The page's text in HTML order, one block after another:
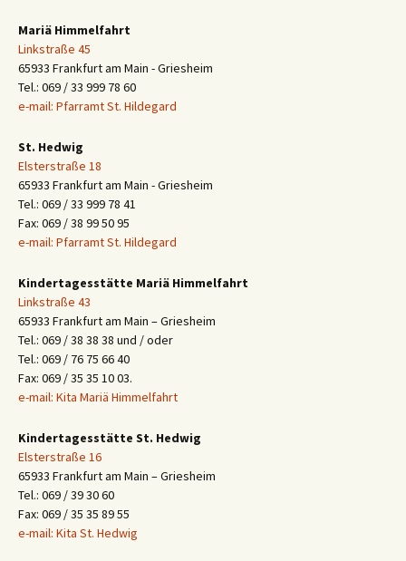
Mariä Himmelfahrt
Linkstraße 45
65933 Frankfurt am Main - Griesheim
Tel.: 069 / 33 999 78 60
e-mail: Pfarramt St. Hildegard
St. Hedwig
Elsterstraße 18
65933 Frankfurt am Main - Griesheim
Tel.: 069 / 33 999 78 41
Fax: 069 / 38 99 50 95
e-mail: Pfarramt St. Hildegard
Kindertagesstätte Mariä Himmelfahrt
Linkstraße 43
65933 Frankfurt am Main – Griesheim
Tel.: 069 / 38 38 38 und / oder
Tel.: 069 / 76 75 66 40
Fax: 069 / 35 35 10 03.
e-mail: Kita Mariä Himmelfahrt
Kindertagesstätte St. Hedwig
Elsterstraße 16
65933 Frankfurt am Main – Griesheim
Tel.: 069 / 39 30 60
Fax: 069 / 35 35 89 55
e-mail: Kita St. Hedwig